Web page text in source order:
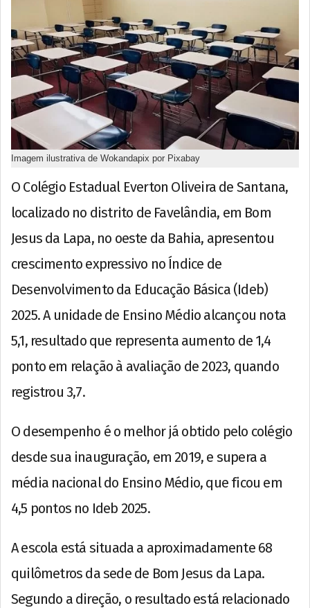
Imagem ilustrativa de Wokandapix por Pixabay
O Colégio Estadual Everton Oliveira de Santana,
localizado no distrito de Favelândia, em Bom
Jesus da Lapa, no oeste da Bahia, apresentou
crescimento expressivo no Índice de
Desenvolvimento da Educação Básica (Ideb)
2025. A unidade de Ensino Médio alcançou nota
5,1, resultado que representa aumento de 1,4
ponto em relação à avaliação de 2023, quando
registrou 3,7.
O desempenho é o melhor já obtido pelo colégio
desde sua inauguração, em 2019, e supera a
média nacional do Ensino Médio, que ficou em
4,5 pontos no Ideb 2025.
A escola está situada a aproximadamente 68
quilômetros da sede de Bom Jesus da Lapa.
Segundo a direção, o resultado está relacionado